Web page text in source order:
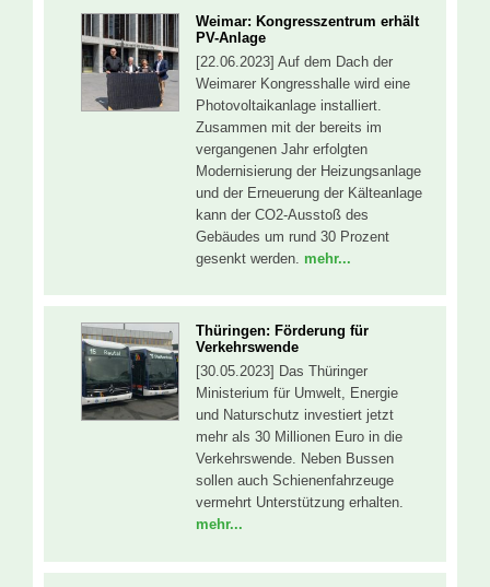
Weimar: Kongresszentrum erhält
PV-Anlage
[22.06.2023] Auf dem Dach der
Weimarer Kongresshalle wird eine
Photovoltaikanlage installiert.
Zusammen mit der bereits im
vergangenen Jahr erfolgten
Modernisierung der Heizungsanlage
und der Erneuerung der Kälteanlage
kann der CO2-Ausstoß des
Gebäudes um rund 30 Prozent
gesenkt werden. mehr...
Thüringen: Förderung für
Verkehrswende
[30.05.2023] Das Thüringer
Ministerium für Umwelt, Energie
und Naturschutz investiert jetzt
mehr als 30 Millionen Euro in die
Verkehrswende. Neben Bussen
sollen auch Schienenfahrzeuge
vermehrt Unterstützung erhalten.
mehr...